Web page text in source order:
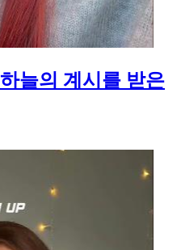
늘의 계시를 받은